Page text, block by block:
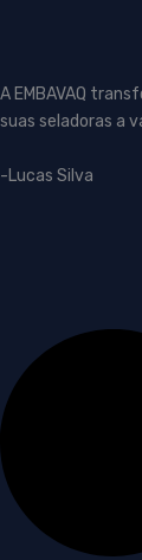
A EMBAVAQ
suas seladoras a
-Lucas Silva